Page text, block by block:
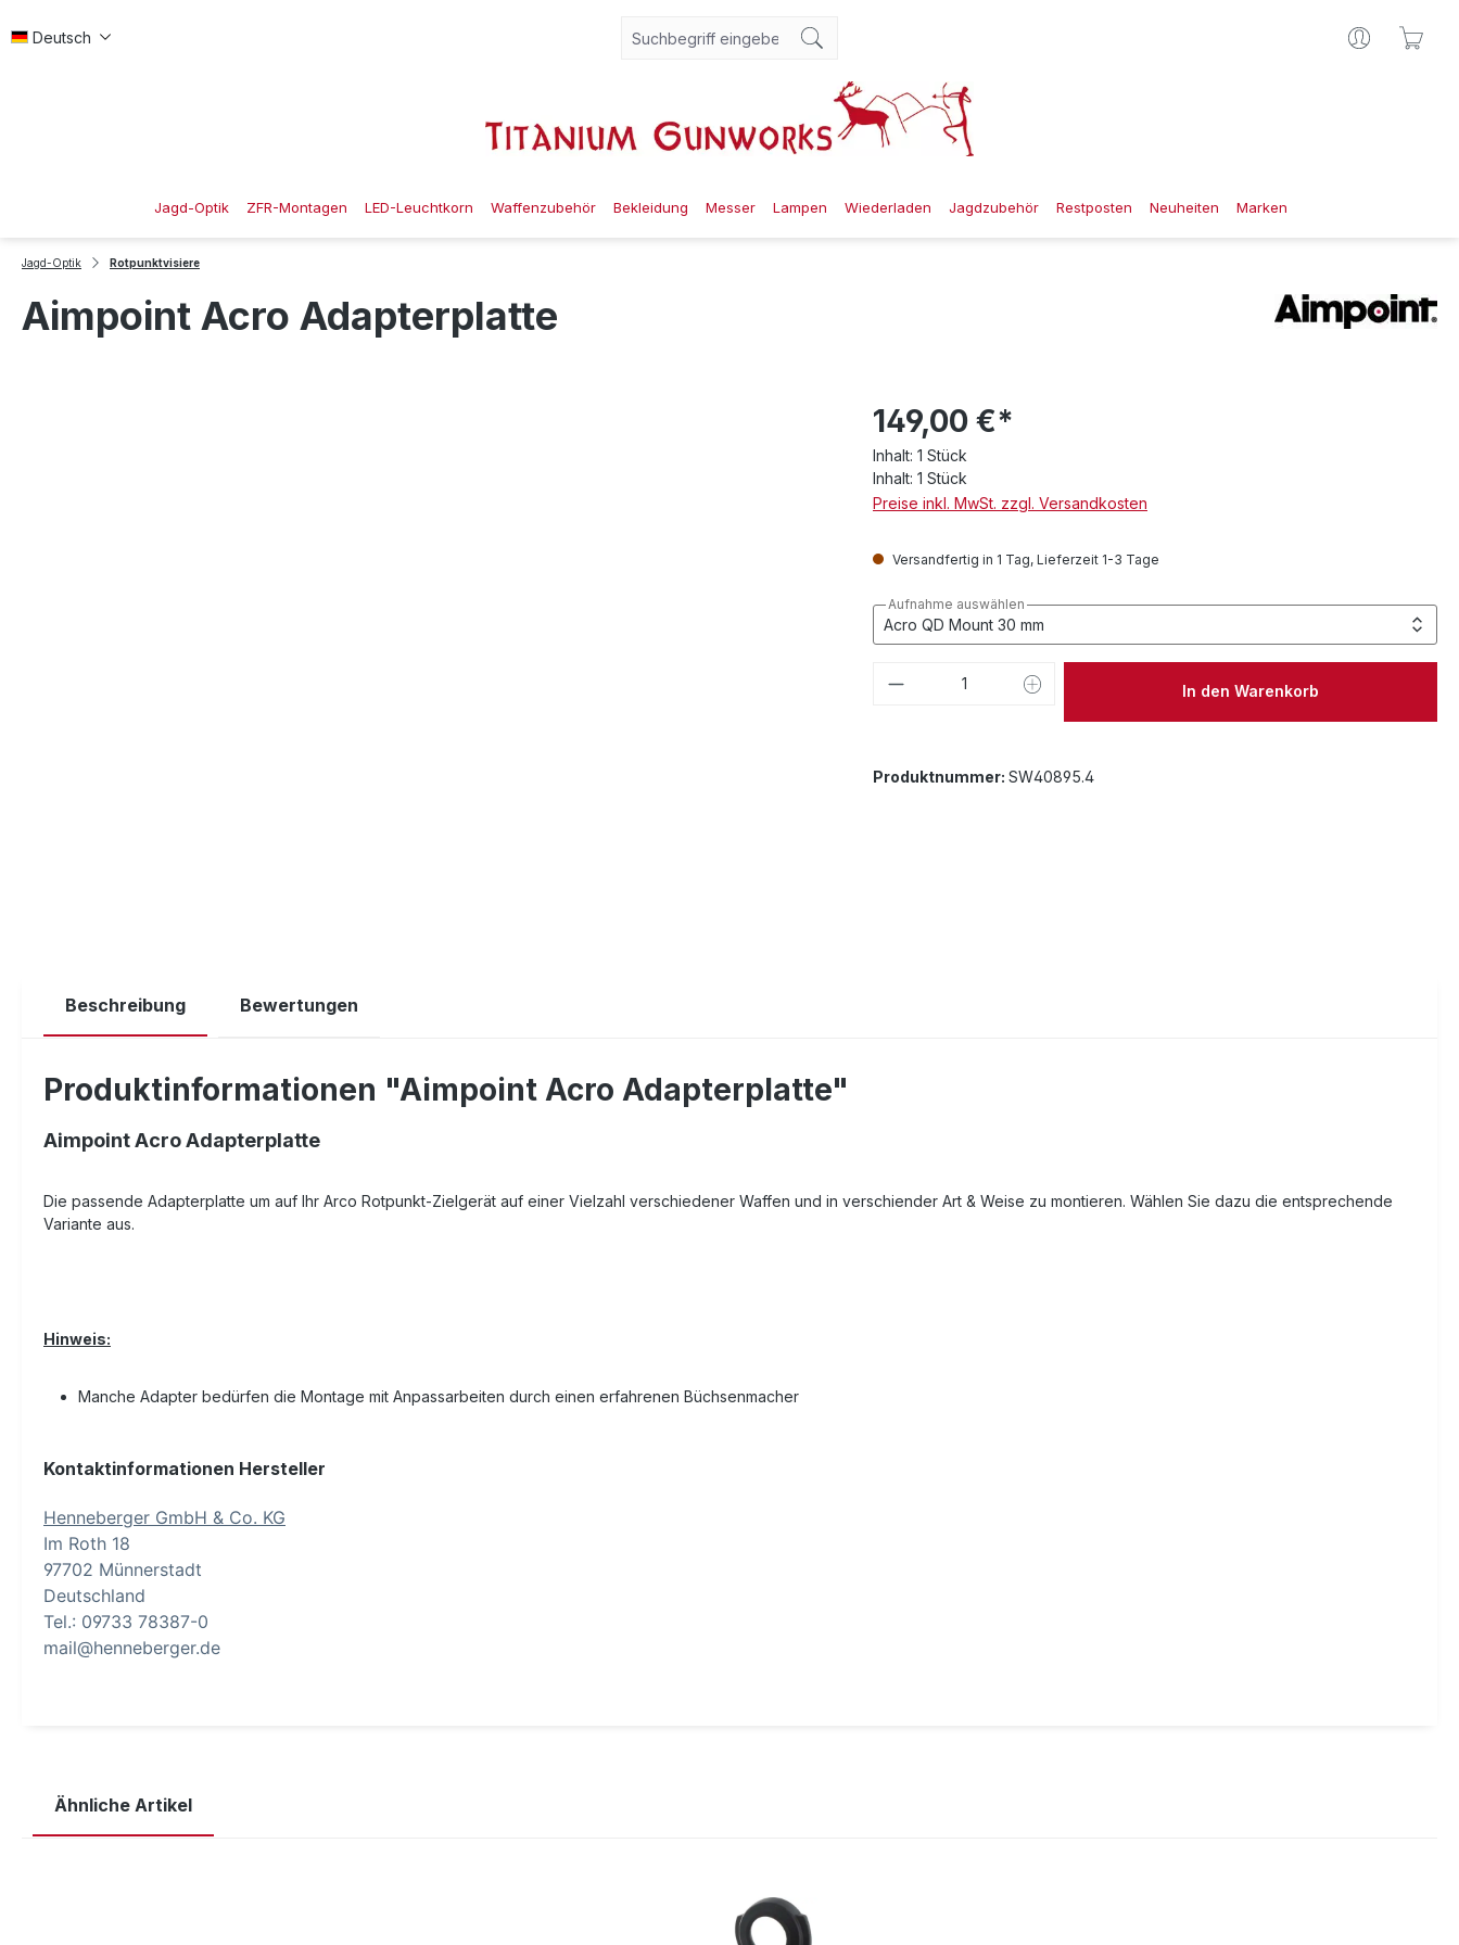
Deutsch
Jagd-Optik ZFR-Montagen LED-Leuchtkorn Waffenzubehör Bekleidung Messer Lampen Wiederladen Jagdzubehör Restposten Neuheiten Marken
Jagd-Optik Rotpunktvisiere
Aimpoint Acro Adapterplatte
149,00 €*
Inhalt: 1 Stück
Inhalt: 1 Stück
Preise inkl. MwSt. zzgl. Versandkosten
Versandfertig in 1 Tag, Lieferzeit 1-3 Tage
Aufnahme auswählen
Produkt Anzahl: Gib den gewünschten Wert
In den Warenkorb
Produktnummer: SW40895.4
Beschreibung Bewertungen
Produktinformationen "Aimpoint Acro Adapterplatte"
Aimpoint Acro Adapterplatte
Die passende Adapterplatte um auf Ihr Arco Rotpunkt-Zielgerät auf einer Vielzahl verschiedener Waffen und in verschiender Art & Weise zu montieren. Wählen Sie dazu die entsprechende
Variante aus.
Hinweis:
Manche Adapter bedürfen die Montage mit Anpassarbeiten durch einen erfahrenen Büchsenmacher
Kontaktinformationen Hersteller
Henneberger GmbH & Co. KG
Im Roth 18
97702 Münnerstadt
Deutschland
Tel.: 09733 78387-0
mail@henneberger.de
Ähnliche Artikel